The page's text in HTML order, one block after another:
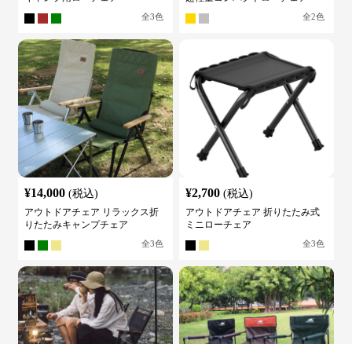
全3色 全2色
¥14,000 (税込)
アウトドアチェア リラックス折
りたたみキャンプチェア
全3色
¥2,700 (税込)
アウトドアチェア 折りたたみ式
ミニローチェア
全3色